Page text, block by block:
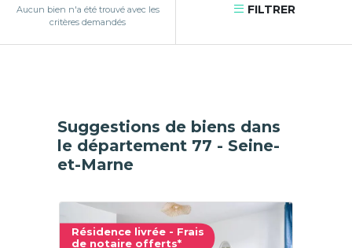
Aucun bien n'a été trouvé avec les
critères demandés
FILTRER
Suggestions de biens dans
le département 77 - Seine-
et-Marne
Résidence livrée - Frais
de notaire offerts*